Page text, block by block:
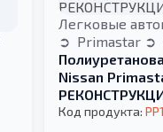
Легковые
Primastar
Nissan
Код продукта: